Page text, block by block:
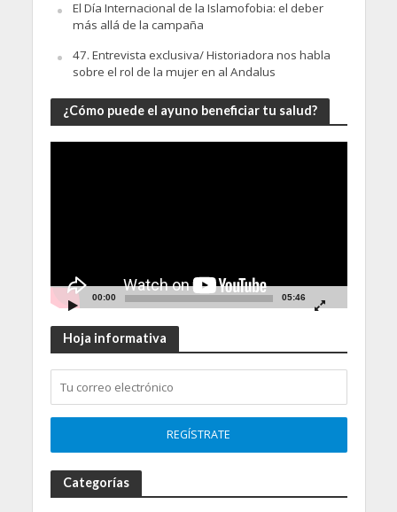
El Día Internacional de la Islamofobia: el deber
más allá de la campaña
47. Entrevista exclusiva/ Historiadora nos habla
sobre el rol de la mujer en al Andalus
¿Cómo puede el ayuno beneficiar tu salud?
00:00 05:46
Hoja informativa
Categorías